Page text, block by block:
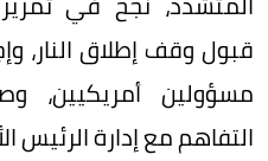
قبول وقف إطلاق النار،
مسؤولين أمريكيين،
التفاهم مع إدارة الرئيس